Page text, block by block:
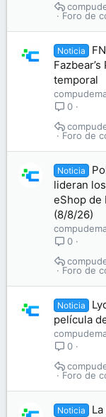
Foro de
Noticia
temporal
0
Foro de
Noticia
lideran
eShop de
(8/8/26)
0
Foro de
Noticia
película
0
Foro de
Noticia